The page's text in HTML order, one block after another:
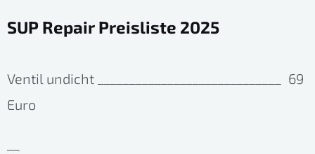
SUP Repair Preisliste 2025
Ventil undicht _____________________________ 69
Euro